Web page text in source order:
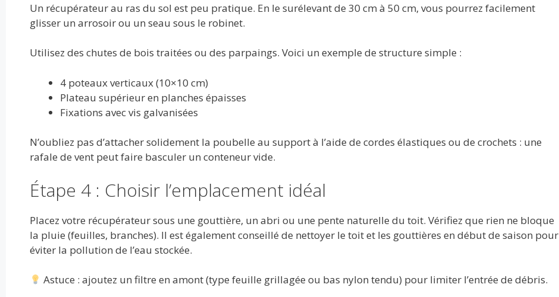
Un récupérateur au ras du sol est peu pratique. En le surélevant de 30 cm à 50 cm, vous pourrez facilement
glisser un arrosoir ou un seau sous le robinet.
Utilisez des chutes de bois traitées ou des parpaings. Voici un exemple de structure simple :
4 poteaux verticaux (10×10 cm)
Plateau supérieur en planches épaisses
Fixations avec vis galvanisées
N’oubliez pas d’attacher solidement la poubelle au support à l’aide de cordes élastiques ou de crochets : une
rafale de vent peut faire basculer un conteneur vide.
Étape 4 : Choisir l’emplacement idéal
Placez votre récupérateur sous une gouttière, un abri ou une pente naturelle du toit. Vérifiez que rien ne bloque
la pluie (feuilles, branches). Il est également conseillé de nettoyer le toit et les gouttières en début de saison pour
éviter la pollution de l’eau stockée.
Astuce : ajoutez un filtre en amont (type feuille grillagée ou bas nylon tendu) pour limiter l’entrée de débris.